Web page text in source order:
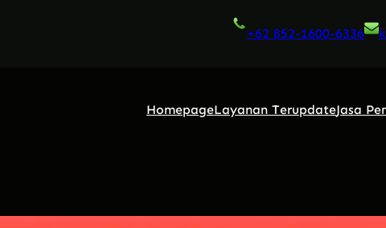
+62 852-1600-6336
HomepageLayanan TerupdateJasa